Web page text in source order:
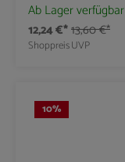
Ab Lager verfügbar
12,24 €*
Shoppreis
13,60 €*
UVP
10%